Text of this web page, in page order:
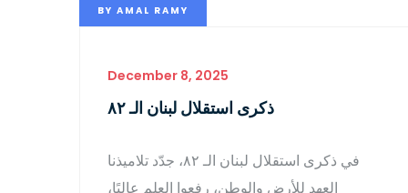
BY AMAL RAMY
December 8, 2025
ذكرى استقلال لبنان الـ ٨٢
في ذكرى استقلال لبنان الـ ٨٢، جدّد تلاميذنا
العهد للأرض والوطن، رفعوا العلم عاليًا،